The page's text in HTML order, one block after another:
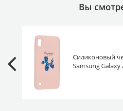
Вы
Силиконовый
Samsung